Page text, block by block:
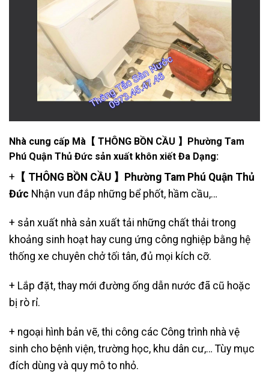
Nhà cung cấp Mà【 THÔNG BỒN CẦU 】Phường Tam
Phú Quận Thủ Đức sản xuất khôn xiết Đa Dạng:
+ 【 THÔNG BỒN CẦU 】Phường Tam Phú Quận Thủ
Đức Nhận vun đắp những bể phốt, hầm cầu,…
+ sản xuất nhà sản xuất tải những chất thải trong
khoảng sinh hoạt hay cung ứng công nghiệp bằng hệ
thống xe chuyên chở tối tân, đủ mọi kích cỡ.
+ Lắp đặt, thay mới đường ống dẫn nước đã cũ hoặc
bị rò rỉ.
+ ngoại hình bản vẽ, thi công các Công trình nhà vệ
sinh cho bệnh viện, trường học, khu dân cư,… Tùy mục
đích dùng và quy mô to nhỏ.